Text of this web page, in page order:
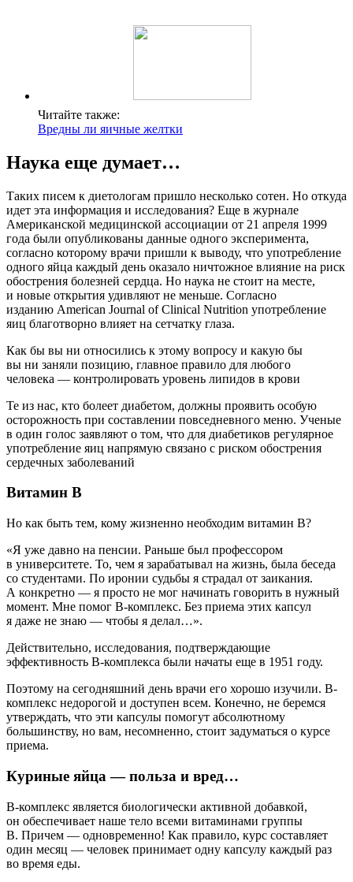
Читайте также:
Вредны ли яичные желтки
Наука еще думает…
Таких писем к диетологам пришло несколько сотен. Но откуда
идет эта информация и исследования? Еще в журнале
Американской медицинской ассоциации от 21 апреля 1999
года были опубликованы данные одного эксперимента,
согласно которому врачи пришли к выводу, что употребление
одного яйца каждый день оказало ничтожное влияние на риск
обострения болезней сердца. Но наука не стоит на месте,
и новые открытия удивляют не меньше. Согласно
изданию American Journal of Clinical Nutrition употребление
яиц благотворно влияет на сетчатку глаза.
Как бы вы ни относились к этому вопросу и какую бы
вы ни заняли позицию, главное правило для любого
человека — контролировать уровень липидов в крови
Те из нас, кто болеет диабетом, должны проявить особую
осторожность при составлении повседневного меню. Ученые
в один голос заявляют о том, что для диабетиков регулярное
употребление яиц напрямую связано с риском обострения
сердечных заболеваний
Витамин В
Но как быть тем, кому жизненно необходим витамин В?
«Я уже давно на пенсии. Раньше был профессором
в университете. То, чем я зарабатывал на жизнь, была беседа
со студентами. По иронии судьбы я страдал от заикания.
А конкретно — я просто не мог начинать говорить в нужный
момент. Мне помог В-комплекс. Без приема этих капсул
я даже не знаю — чтобы я делал…».
Действительно, исследования, подтверждающие
эффективность В-комплекса были начаты еще в 1951 году.
Поэтому на сегодняшний день врачи его хорошо изучили. В-
комплекс недорогой и доступен всем. Конечно, не беремся
утверждать, что эти капсулы помогут абсолютному
большинству, но вам, несомненно, стоит задуматься о курсе
приема.
Куриные яйца — польза и вред…
В-комплекс является биологически активной добавкой,
он обеспечивает наше тело всеми витаминами группы
В. Причем — одновременно! Как правило, курс составляет
один месяц — человек принимает одну капсулу каждый раз
во время еды.